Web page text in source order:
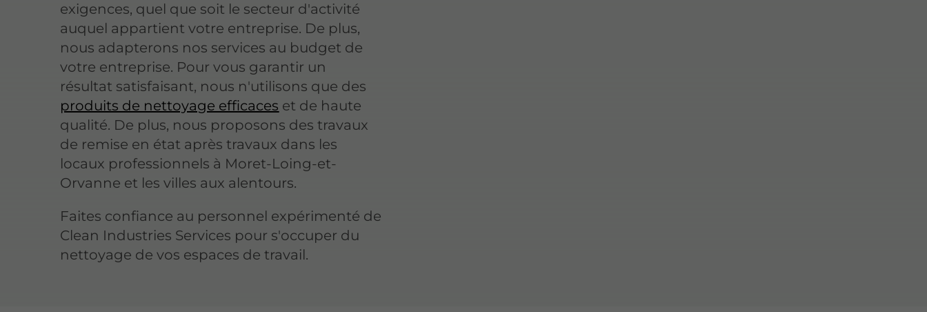
exigences, quel que soit le secteur d'activité
auquel appartient votre entreprise. De plus,
nous adapterons nos services au budget de
votre entreprise. Pour vous garantir un
résultat satisfaisant, nous n'utilisons que des
produits de nettoyage efficaces et de haute
qualité. De plus, nous proposons des travaux
de remise en état après travaux dans les
locaux professionnels à Moret-Loing-et-
Orvanne et les villes aux alentours.
Faites confiance au personnel expérimenté de
Clean Industries Services pour s'occuper du
nettoyage de vos espaces de travail.